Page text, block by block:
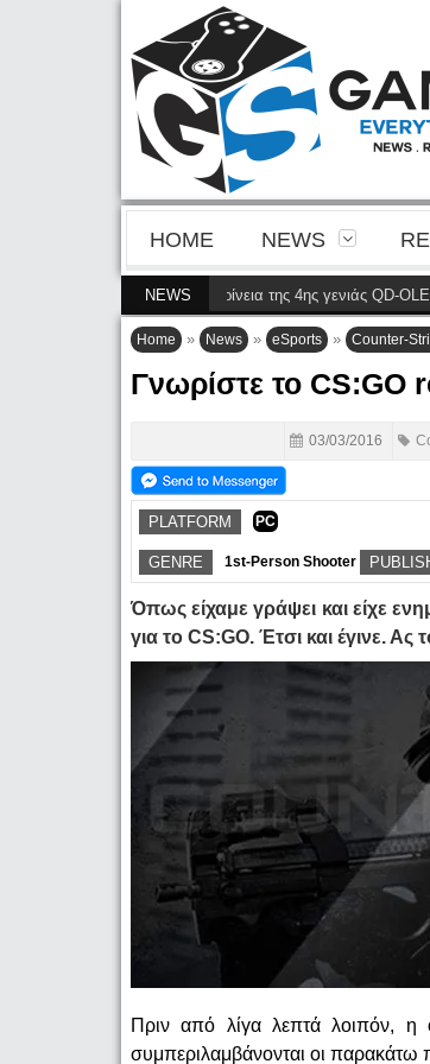
HOME NEWS
NEWS
φέρνει την ευκρίνεια της 4ης γενιάς QD-OLED και
Home » News » eSports » Counter-
Γνωρίστε το CS:GO
03/03/2016
PLATFORM PC
GENRE 1st-Person Shooter
Όπως είχαμε γράψει και είχε
για το CS:GO. Έτσι και έγινε. Ας
Πριν από λίγα λεπτά λοιπόν, η
συμπεριλαμβάνονται οι παρακάτω